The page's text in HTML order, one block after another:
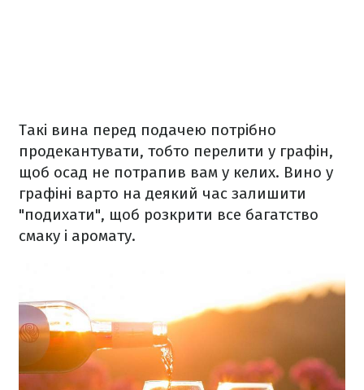
Такі вина перед подачею потрібно
продекантувати, тобто перелити у графін,
щоб осад не потрапив вам у келих. Вино у
графіні варто на деякий час залишити
"подихати", щоб розкрити все багатство
смаку і аромату.